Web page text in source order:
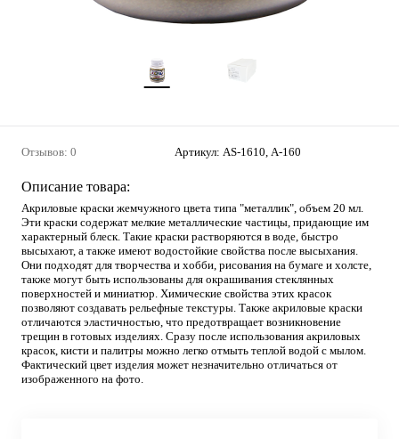
Отзывов: 0 Артикул: AS-1610, А-160
Описание товара:
Акриловые краски жемчужного цвета типа "металлик", объем 20 мл.
Эти краски содержат мелкие металлические частицы, придающие им
характерный блеск. Такие краски растворяются в воде, быстро
высыхают, а также имеют водостойкие свойства после высыхания.
Они подходят для творчества и хобби, рисования на бумаге и холсте,
также могут быть использованы для окрашивания стеклянных
поверхностей и миниатюр. Химические свойства этих красок
позволяют создавать рельефные текстуры. Также акриловые краски
отличаются эластичностью, что предотвращает возникновение
трещин в готовых изделиях. Сразу после использования акриловых
красок, кисти и палитры можно легко отмыть теплой водой с мылом.
Фактический цвет изделия может незначительно отличаться от
изображенного на фото.